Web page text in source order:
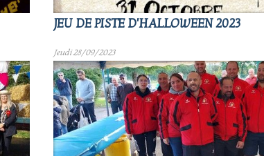
JEU DE PISTE D'HALLOWEEN 2023
Jeudi 28/09/2023